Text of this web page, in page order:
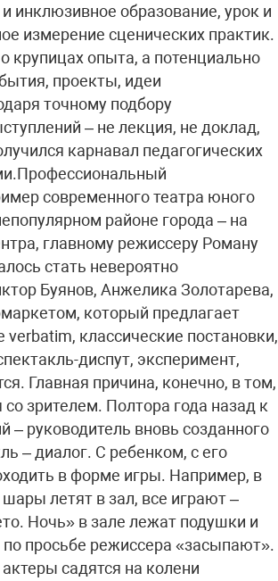
инклюзивное образование, урок и
измерение сценических практик.
крупицах опыта, а потенциально
проекты, идеи
точному подбору
– не лекция, не доклад,
карнавал педагогических
современного театра юного
районе города – на
главному режиссеру Роману
стать невероятно
Буянов, Анжелика Золотарева,
который предлагает
классические постановки,
диспут, эксперимент,
Главная причина, конечно, в том,
зрителем. Полтора года назад к
– руководитель вновь созданного
– диалог. С ребенком, с его
в форме игры. Например, в
летят в зал, все играют –
Ночь» в зале лежат подушки и
просьбе режиссера «засыпают».
садятся на колени